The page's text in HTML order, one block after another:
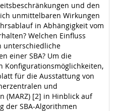
und den
unmittelbaren Wirkungen
in Abhängigkeit vom
Welchen Einfluss
unterschiedliche
einer SBA? Um die
Konfigurationsmöglichkeiten,
für die Ausstattung von
und
(MARZ) [2] in Hinblick auf
der SBA-Algorithmen